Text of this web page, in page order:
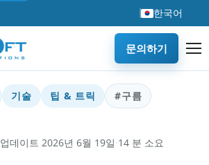
한국어
문의하기
기술 팁 & 트릭
#구름
업데이트 2026년 6월 19일·14 분 소요